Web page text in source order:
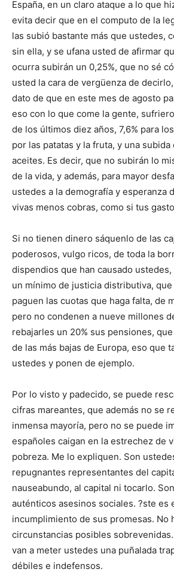
España, en un claro ataque a lo que
evita decir que en el computo de la
las subió bastante más que ustedes,
sin ella, y se ufana usted de afirmar
ocurra subirán un 0,25%, que no sé
usted la cara de vergüenza de
dato de que en este mes de agosto
eso con lo que come la gente,
de los últimos diez años, 7,6% para
por las patatas y la fruta, y una
aceites. Es decir, que no subirán lo
de la vida, y además, para mayor
ustedes a la demografía y esperanza
vivas menos cobras, como si tus
Si no tienen dinero sáquenlo de las
poderosos, vulgo ricos, de toda la
dispendios que han causado
un mínimo de justicia distributiva,
paguen las cuotas que haga falta, de
pero no condenen a nueve millones
rebajarles un 20% sus pensiones,
de las más bajas de Europa, eso que
ustedes y ponen de ejemplo.
Por lo visto y padecido, se puede
cifras mareantes, que además no se
inmensa mayoría, pero no se puede
españoles caigan en la estrechez de
pobreza. Me lo expliquen. Son
repugnantes representantes del
nauseabundo, al capital ni tocarlo.
auténticos asesinos sociales. ?ste es
incumplimiento de sus promesas. No
circunstancias posibles
van a meter ustedes una puñalada
débiles e indefensos.